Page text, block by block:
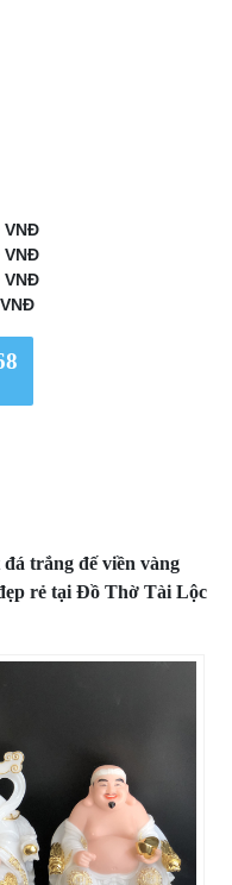
VNĐ
VNĐ
VNĐ
trắng đế viền vàng
rẻ tại Đồ Thờ Tài Lộc